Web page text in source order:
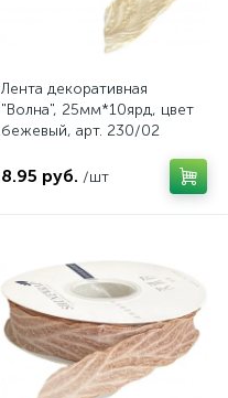
Лента декоративная
"Волна", 25мм*10ярд, цвет
бежевый, арт. 230/02
8.95 руб. /шт